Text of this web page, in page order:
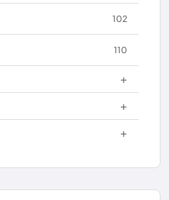
102
110
+
+
+